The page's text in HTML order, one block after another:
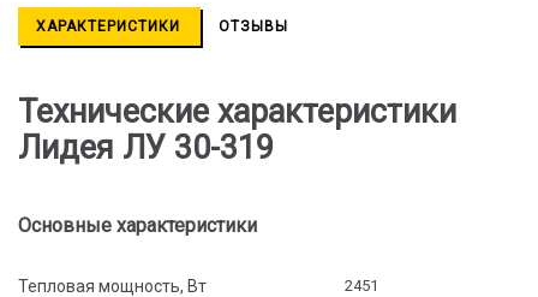
ХАРАКТЕРИСТИКИ ОТЗЫВЫ
Технические характеристики
Лидея ЛУ 30-319
Основные характеристики
Тепловая мощность, Вт 2451